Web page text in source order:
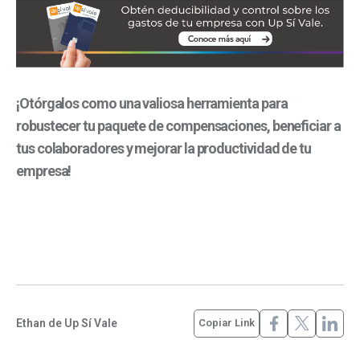
¡Otórgalos como una valiosa herramienta para
robustecer tu paquete de compensaciones, beneficiar a
tus colaboradores y mejorar la productividad de tu
empresa!
Ethan de Up Sí Vale Copiar Link